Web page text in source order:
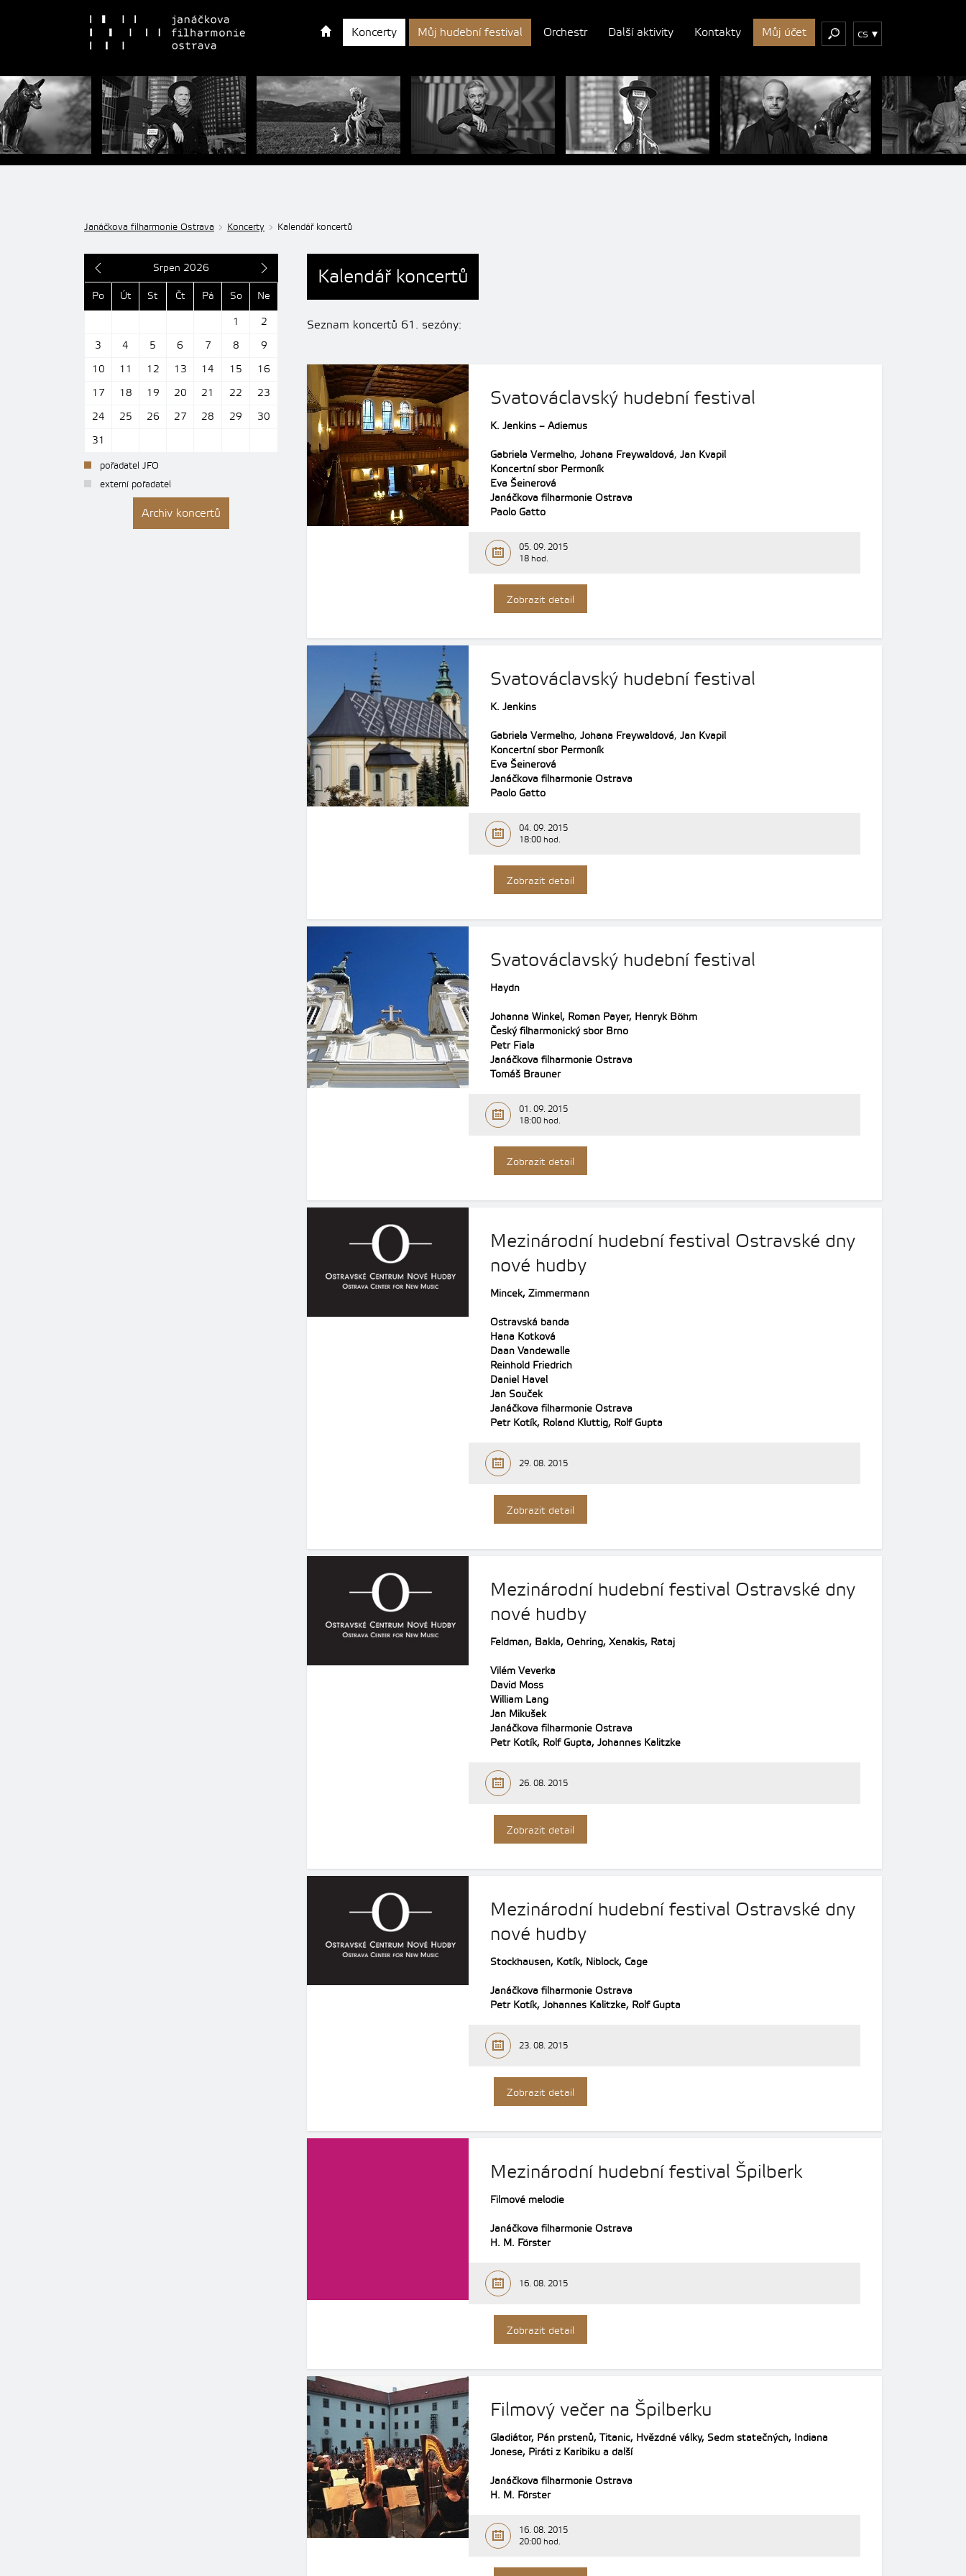
Koncerty Můj hudební festival Orchestr Další aktivity Kontakty Můj účet cs
Janáčkova filharmonie Ostrava Koncerty Kalendář koncertů
Srpen 2026
Po Út St Čt Pá So
Ne
1
2
3
4 5 6 7 8
9
10
11 12 13 14 15
16
17
18 19 20 21 22
23
24
25 26 27 28 29
30
31
pořadatel JFO
externí pořadatel
Archiv koncertů
Kalendář koncertů
Seznam koncertů 61. sezóny:
Svatováclavský hudební festival
K. Jenkins – Adiemus
Gabriela Vermelho, Johana Freywaldová, Jan Kvapil
Koncertní sbor Permoník
Eva Šeinerová
Janáčkova filharmonie Ostrava
Paolo Gatto
05. 09. 2015
18 hod.
Zobrazit detail
Svatováclavský hudební festival
K. Jenkins
Gabriela Vermelho, Johana Freywaldová, Jan Kvapil
Koncertní sbor Permoník
Eva Šeinerová
Janáčkova filharmonie Ostrava
Paolo Gatto
04. 09. 2015
18:00 hod.
Zobrazit detail
Svatováclavský hudební festival
Haydn
Johanna Winkel, Roman Payer, Henryk Böhm
Český filharmonický sbor Brno
Petr Fiala
Janáčkova filharmonie Ostrava
Tomáš Brauner
01. 09. 2015
18:00 hod.
Zobrazit detail
Mezinárodní hudební festival Ostravské dny
nové hudby
Mincek, Zimmermann
Ostravská banda
Hana Kotková
Daan Vandewalle
Reinhold Friedrich
Daniel Havel
Jan Souček
Janáčkova filharmonie Ostrava
Petr Kotík, Roland Kluttig, Rolf Gupta
29. 08. 2015
Zobrazit detail
Mezinárodní hudební festival Ostravské dny
nové hudby
Feldman, Bakla, Oehring, Xenakis, Rataj
Vilém Veverka
David Moss
William Lang
Jan Mikušek
Janáčkova filharmonie Ostrava
Petr Kotík, Rolf Gupta, Johannes Kalitzke
26. 08. 2015
Zobrazit detail
Mezinárodní hudební festival Ostravské dny
nové hudby
Stockhausen, Kotík, Niblock, Cage
Janáčkova filharmonie Ostrava
Petr Kotík, Johannes Kalitzke, Rolf Gupta
23. 08. 2015
Zobrazit detail
Mezinárodní hudební festival Špilberk
Filmové melodie
Janáčkova filharmonie Ostrava
H. M. Förster
16. 08. 2015
Zobrazit detail
Filmový večer na Špilberku
Gladiátor, Pán prstenů, Titanic, Hvězdné války, Sedm statečných, Indiana
Jonese, Piráti z Karibiku a další
Janáčkova filharmonie Ostrava
H. M. Förster
16. 08. 2015
20:00 hod.